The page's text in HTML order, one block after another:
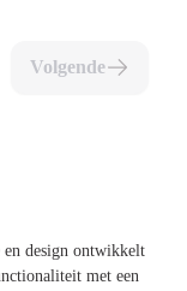
Volgende
design ontwikkelt
met een